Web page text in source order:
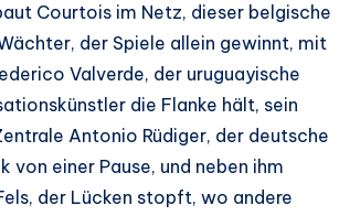
Courtois im Netz, dieser belgische
der Spiele allein gewinnt, mit
Valverde, der uruguayische
die Flanke hält, sein
Antonio Rüdiger, der deutsche
von einer Pause, und neben ihm
der Lücken stopft, wo andere